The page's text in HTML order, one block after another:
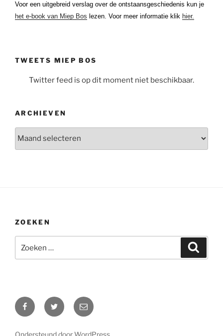
Voor een uitgebreid verslag over de ontstaansgeschiedenis kun je
het e-book van Miep Bos lezen. Voor meer informatie klik hier.
TWEETS MIEP BOS
Twitter feed is op dit moment niet beschikbaar.
ARCHIEVEN
ZOEKEN
naar:
FacebookTwitter E-
mail
Ondersteund door WordPress